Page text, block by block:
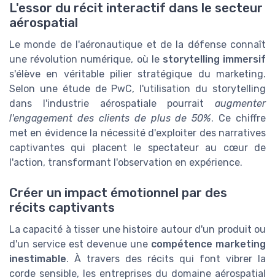
L'essor du récit interactif dans le secteur
aérospatial
Le monde de l'aéronautique et de la défense connaît
une révolution numérique, où le storytelling immersif
s'élève en véritable pilier stratégique du marketing.
Selon une étude de PwC, l'utilisation du storytelling
dans l'industrie aérospatiale pourrait augmenter
l'engagement des clients de plus de 50%. Ce chiffre
met en évidence la nécessité d'exploiter des narratives
captivantes qui placent le spectateur au cœur de
l'action, transformant l'observation en expérience.
Créer un impact émotionnel par des
récits captivants
La capacité à tisser une histoire autour d'un produit ou
d'un service est devenue une compétence marketing
inestimable. À travers des récits qui font vibrer la
corde sensible, les entreprises du domaine aérospatial